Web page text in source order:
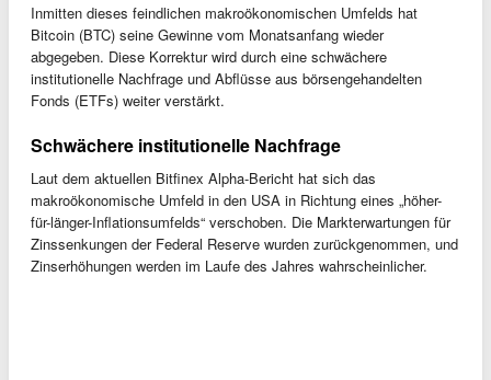
Inmitten dieses feindlichen makroökonomischen Umfelds hat
Bitcoin (BTC) seine Gewinne vom Monatsanfang wieder
abgegeben. Diese Korrektur wird durch eine schwächere
institutionelle Nachfrage und Abflüsse aus börsengehandelten
Fonds (ETFs) weiter verstärkt.
Schwächere institutionelle Nachfrage
Laut dem aktuellen Bitfinex Alpha-Bericht hat sich das
makroökonomische Umfeld in den USA in Richtung eines „höher-
für-länger-Inflationsumfelds“ verschoben. Die Markterwartungen für
Zinssenkungen der Federal Reserve wurden zurückgenommen, und
Zinserhöhungen werden im Laufe des Jahres wahrscheinlicher.